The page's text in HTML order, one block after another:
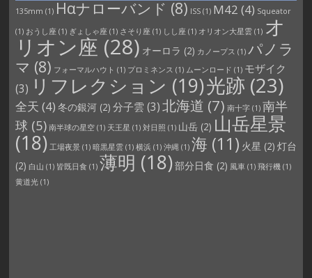
135mm (1) Hαナローバンド (8) ISS(1) M42 (4) Squeator
(1) おうし座 (1) ぎょしゃ座 (1) さそり座 (1) しし座 (1) オリオン大星雲(1) オ
リオン座 (28) オーロラ (2) カノープス (1) パノラ
マ (8) フォーマルハウト (1) プロミネンス (1) ムーンロード (1) モザイク
(3) リフレクション (19)光跡 (23)
全天 (4) 冬の銀河(2) 分子雲 (3)北海道 (7) 南十字(1) 南半
球 (5) 南半球の星空(1) 天王星 (1) 対日照 (1) 山岳(2) 山岳星景
(18) 工場夜景(1) 暗黒星雲(1) 横浜(1) 沖縄(1) 海 (11) 火星 (2) 灯台
(2) 白山 (1) 皆既日食 (1) 薄明 (18)部分日食 (2) 風車(1) 飛行機(1)
黄道光(1)